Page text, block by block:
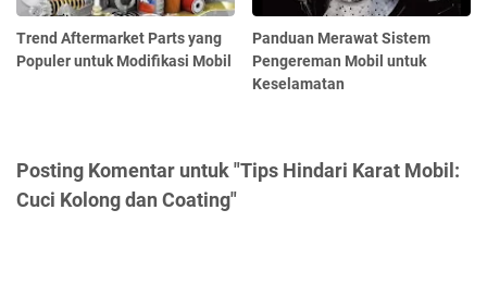
Trend Aftermarket Parts yang
Populer untuk Modifikasi Mobil
Panduan Merawat Sistem
Pengereman Mobil untuk
Keselamatan
Posting Komentar untuk "Tips Hindari Karat Mobil:
Cuci Kolong dan Coating"